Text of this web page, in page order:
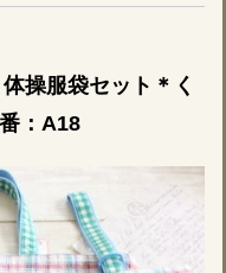
操服袋セット＊く
：A18